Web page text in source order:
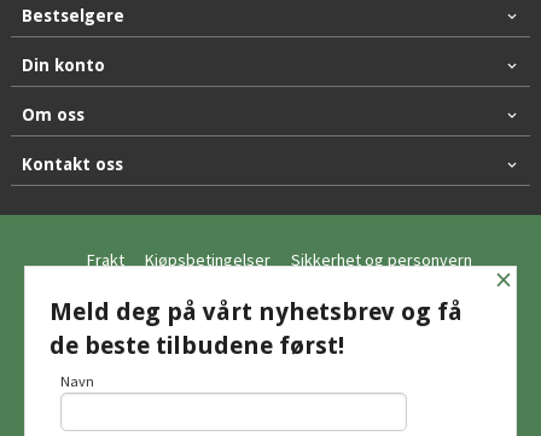
Bestselgere
Din konto
Om oss
Kontakt oss
Frakt Kjøpsbetingelser Sikkerhet og personvern
Nyhetsbrev
© Hagemo Jakt og Friluft AS
×
Meld deg på vårt nyhetsbrev og få
de beste tilbudene først!
Navn